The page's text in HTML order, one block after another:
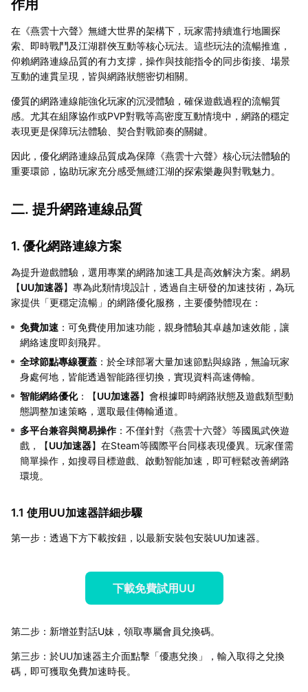
作用
在《燕雲十六聲》無縫大世界的架構下，玩家需持續進行地圖探
索、即時戰鬥及江湖群俠互動等核心玩法。這些玩法的流暢推進，
仰賴網路連線品質的有力支撐，操作與技能指令的同步銜接、場景
互動的連貫呈現，皆與網路狀態密切相關。
優質的網路連線能強化玩家的沉浸體驗，確保遊戲過程的流暢質
感。尤其在組隊協作或PVP對戰等高密度互動情境中，網路的穩定
表現更是保障玩法體驗、契合對戰節奏的關鍵。
因此，優化網路連線品質成為保障《燕雲十六聲》核心玩法體驗的
重要環節，協助玩家充分感受無縫江湖的探索樂趣與對戰魅力。
二. 提升網路連線品質
1. 優化網路連線方案
為提升遊戲體驗，選用專業的網路加速工具是高效解決方案。網易
【UU加速器】專為此類情境設計，透過自主研發的加速技術，為玩
家提供「更穩定流暢」的網路優化服務，主要優勢體現在：
免費加速 ：可免費使用加速功能，親身體驗其卓越加速效能，讓
網絡速度即刻飛昇。
全球節點專線覆蓋 ：於全球部署大量加速節點與線路，無論玩家
身處何地，皆能透過智能路徑切換，實現資料高速傳輸。
智能網絡優化：【UU加速器】會根據即時網路狀態及遊戲類型動
態調整加速策略，選取最佳傳輸通道。
多平台兼容與簡易操作：不僅針對《燕雲十六聲》等國風武俠遊
戲，【UU加速器】在Steam等國際平台同樣表現優異。玩家僅需
簡單操作，如搜尋目標遊戲、啟動智能加速，即可輕鬆改善網路
環境。
1.1 使用UU加速器詳細步驟
第一步：透過下方下載按鈕，以最新安裝包安裝UU加速器。
下載免費試用UU
第二步：新增並對話U妹，領取專屬會員兌換碼。
第三步：於UU加速器主介面點擊「優惠兌換」，輸入取得之兌換
碼，即可獲取免費加速時長。